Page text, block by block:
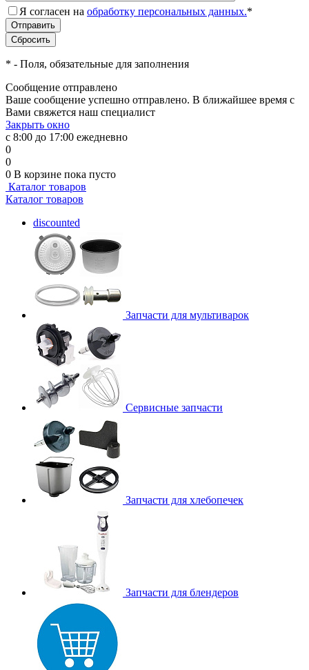
Я согласен на обработку персональных данных.*
* - Поля, обязательные для заполнения
Сообщение отправлено
Ваше сообщение успешно отправлено. В ближайшее время с
Вами свяжется наш специалист
Закрыть окно
с 8:00 до 17:00 ежедневно
0
0
0 В корзине пока пусто
Каталог товаров
Каталог товаров
discounted
Запчасти для мультиварок
Сервисные запчасти
Запчасти для хлебопечек
Запчасти для блендеров